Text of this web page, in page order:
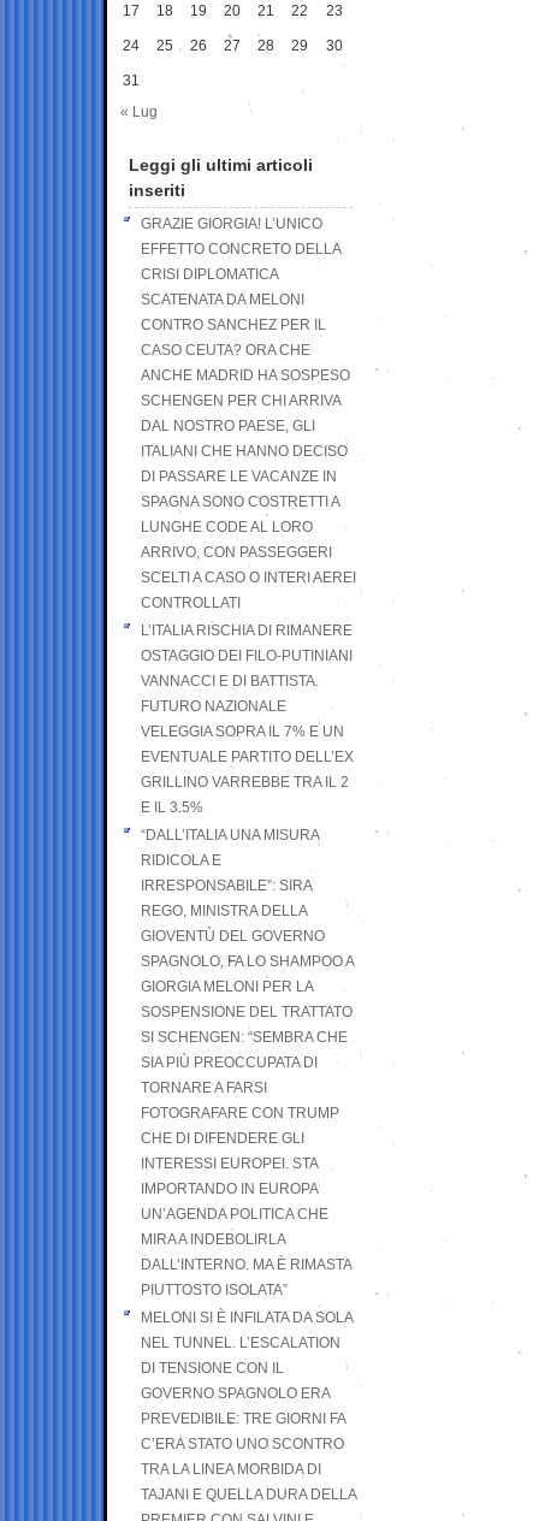
17 18 19 20 21 22 23
24 25 26 27 28 29 30
31
« Lug
Leggi gli ultimi articoli
inseriti
GRAZIE GIORGIA! L’UNICO
EFFETTO CONCRETO DELLA
CRISI DIPLOMATICA
SCATENATA DA MELONI
CONTRO SANCHEZ PER IL
CASO CEUTA? ORA CHE
ANCHE MADRID HA SOSPESO
SCHENGEN PER CHI ARRIVA
DAL NOSTRO PAESE, GLI
ITALIANI CHE HANNO DECISO
DI PASSARE LE VACANZE IN
SPAGNA SONO COSTRETTI A
LUNGHE CODE AL LORO
ARRIVO, CON PASSEGGERI
SCELTI A CASO O INTERI AEREI
CONTROLLATI
L’ITALIA RISCHIA DI RIMANERE
OSTAGGIO DEI FILO-PUTINIANI
VANNACCI E DI BATTISTA.
FUTURO NAZIONALE
VELEGGIA SOPRA IL 7% E UN
EVENTUALE PARTITO DELL’EX
GRILLINO VARREBBE TRA IL 2
E IL 3.5%
“DALL’ITALIA UNA MISURA
RIDICOLA E
IRRESPONSABILE”: SIRA
REGO, MINISTRA DELLA
GIOVENTÙ DEL GOVERNO
SPAGNOLO, FA LO SHAMPOO A
GIORGIA MELONI PER LA
SOSPENSIONE DEL TRATTATO
SI SCHENGEN: “SEMBRA CHE
SIA PIÙ PREOCCUPATA DI
TORNARE A FARSI
FOTOGRAFARE CON TRUMP
CHE DI DIFENDERE GLI
INTERESSI EUROPEI. STA
IMPORTANDO IN EUROPA
UN’AGENDA POLITICA CHE
MIRA A INDEBOLIRLA
DALL’INTERNO. MA È RIMASTA
PIUTTOSTO ISOLATA”
MELONI SI È INFILATA DA SOLA
NEL TUNNEL. L’ESCALATION
DI TENSIONE CON IL
GOVERNO SPAGNOLO ERA
PREVEDIBILE: TRE GIORNI FA
C’ERA STATO UNO SCONTRO
TRA LA LINEA MORBIDA DI
TAJANI E QUELLA DURA DELLA